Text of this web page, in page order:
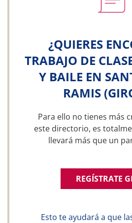
¿QUIERES
TRABAJO DE
Y BAILE EN
RAMIS
Para ello no tienes más
este directorio, es
llevará más que un
REGÍSTRATE
Esto te ayudará a que